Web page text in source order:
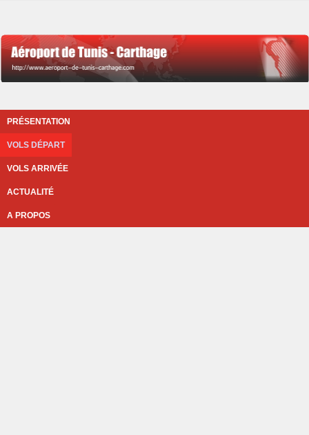
PRÉSENTATION
VOLS DÉPART
VOLS ARRIVÉE
ACTUALITÉ
A PROPOS